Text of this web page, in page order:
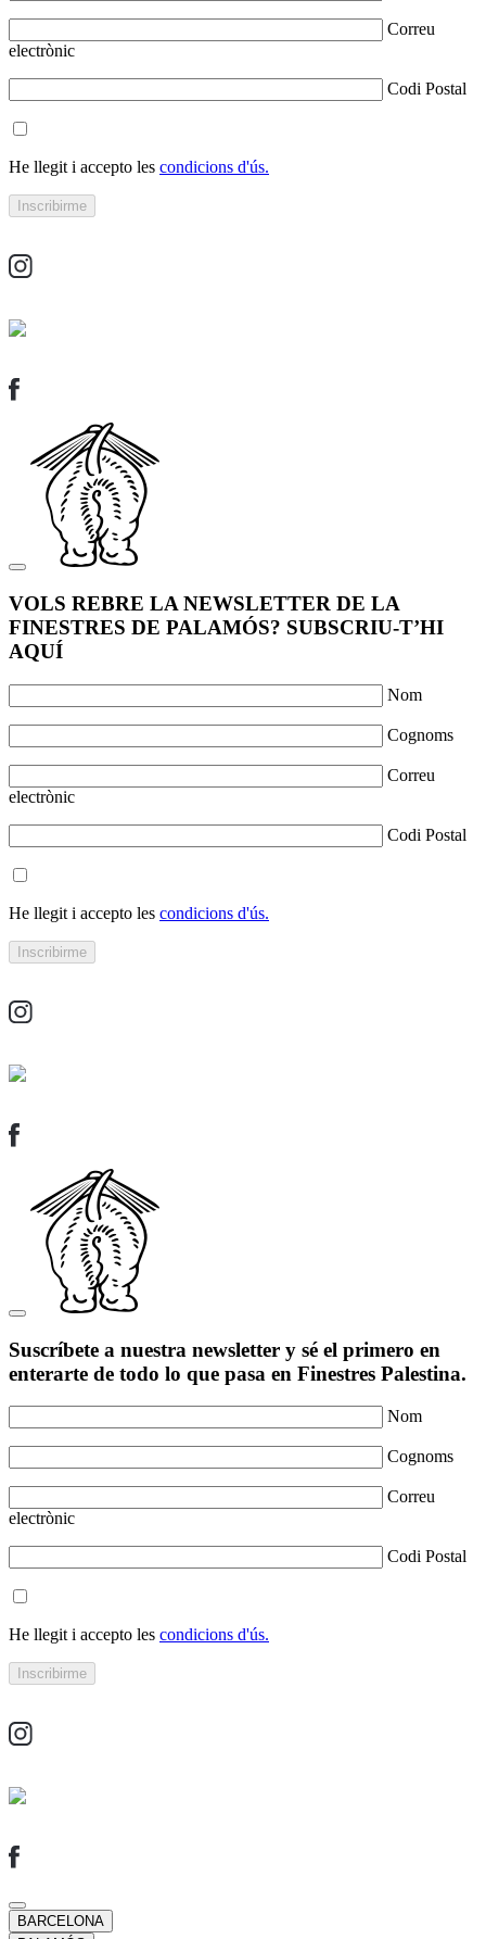
Correu
electrònic
Codi Postal
He llegit i accepto les condicions d'ús.
VOLS REBRE LA NEWSLETTER DE LA
FINESTRES DE PALAMÓS? SUBSCRIU-T’HI
AQUÍ
Nom
Cognoms
Correu
electrònic
Codi Postal
He llegit i accepto les condicions d'ús.
Suscríbete a nuestra newsletter y sé el primero en
enterarte de todo lo que pasa en Finestres Palestina.
Nom
Cognoms
Correu
electrònic
Codi Postal
He llegit i accepto les condicions d'ús.
BARCELONA